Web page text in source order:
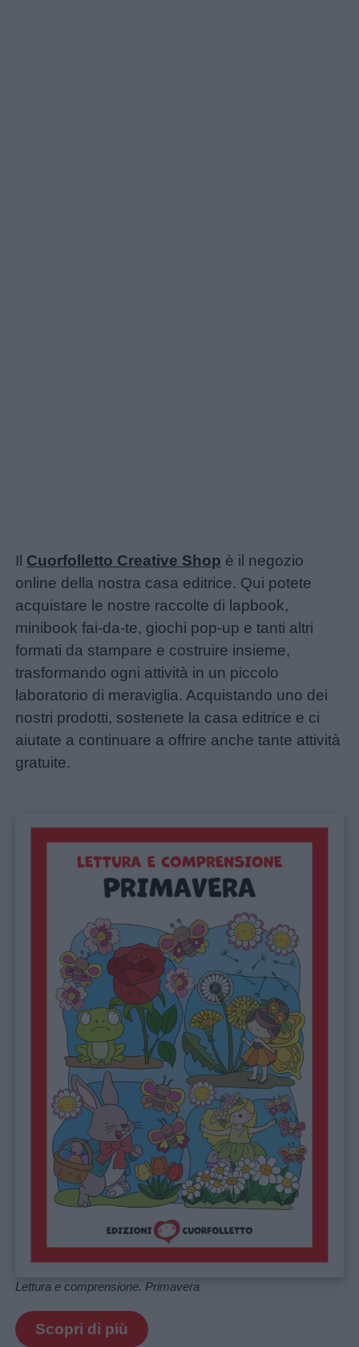
Il Cuorfolletto Creative Shop è il negozio
online della nostra casa editrice. Qui potete
acquistare le nostre raccolte di lapbook,
minibook fai-da-te, giochi pop-up e tanti altri
formati da stampare e costruire insieme,
trasformando ogni attività in un piccolo
laboratorio di meraviglia. Acquistando uno dei
nostri prodotti, sostenete la casa editrice e ci
aiutate a continuare a offrire anche tante attività
gratuite.
Lettura e comprensione. Primavera
Scopri di più